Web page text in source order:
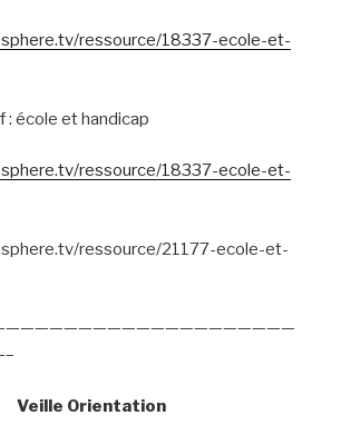
ressource/18337-ecole-et-
: école et handicap
ressource/18337-ecole-et-
ressource/21177-ecole-et-
Veille Orientation